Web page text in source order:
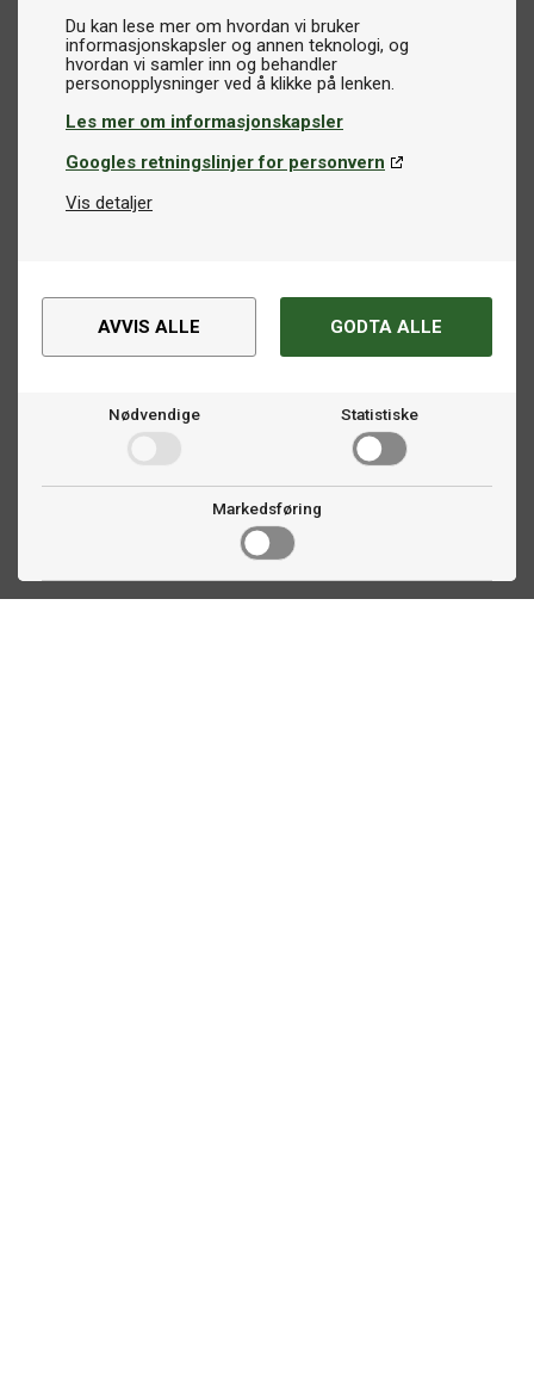
Du kan lese mer om hvordan vi bruker
informasjonskapsler og annen teknologi, og
hvordan vi samler inn og behandler
Les mer om informasjonskapsler
Googles retningslinjer for personvern
Vis detaljer
AVVIS ALLE GODTA ALLE
Nødvendige Statistiske
Markedsføring